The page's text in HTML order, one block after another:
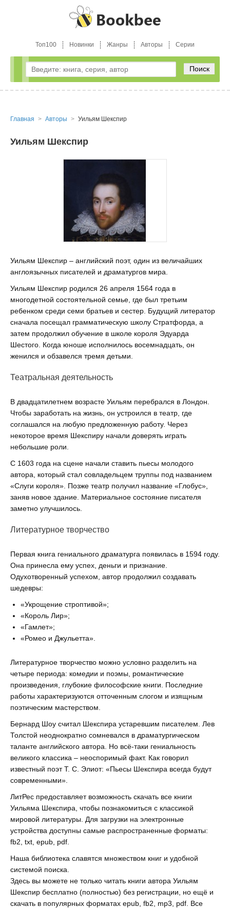
Топ100 Новинки Жанры Авторы Серии
Поиск
Главная Авторы Уильям Шекспир
Уильям Шекспир
Уильям Шекспир – английский поэт, один из величайших
англоязычных писателей и драматургов мира.
Уильям Шекспир родился 26 апреля 1564 года в
многодетной состоятельной семье, где был третьим
ребенком среди семи братьев и сестер. Будущий литератор
сначала посещал грамматическую школу Стратфорда, а
затем продолжил обучение в школе короля Эдуарда
Шестого. Когда юноше исполнилось восемнадцать, он
женился и обзавелся тремя детьми.
Театральная деятельность
В двадцатилетнем возрасте Уильям перебрался в Лондон.
Чтобы заработать на жизнь, он устроился в театр, где
соглашался на любую предложенную работу. Через
некоторое время Шекспиру начали доверять играть
небольшие роли.
С 1603 года на сцене начали ставить пьесы молодого
автора, который стал совладельцем труппы под названием
«Слуги короля». Позже театр получил название «Глобус»,
заняв новое здание. Материальное состояние писателя
заметно улучшилось.
Литературное творчество
Первая книга гениального драматурга появилась в 1594 году.
Она принесла ему успех, деньги и признание.
Одухотворенный успехом, автор продолжил создавать
шедевры:
«Укрощение строптивой»;
«Король Лир»;
«Гамлет»;
«Ромео и Джульетта».
Литературное творчество можно условно разделить на
четыре периода: комедии и поэмы, романтические
произведения, глубокие философские книги. Последние
работы характеризуются отточенным слогом и изящным
поэтическим мастерством.
Бернард Шоу считал Шекспира устаревшим писателем. Лев
Толстой неоднократно сомневался в драматургическом
таланте английского автора. Но всё-таки гениальность
великого классика – неоспоримый факт. Как говорил
известный поэт Т. С. Элиот: «Пьесы Шекспира всегда будут
современными».
ЛитРес предоставляет возможность скачать все книги
Уильяма Шекспира, чтобы познакомиться с классикой
мировой литературы. Для загрузки на электронные
устройства доступны самые распространенные форматы:
fb2, txt, epub, pdf.
Наша библиотека славятся множеством книг и удобной
системой поиска.
Здесь вы можете не только читать книги автора Уильям
Шекспир бесплатно (полностью) без регистрации, но ещё и
скачать в популярных форматах epub, fb2, mp3, pdf. Все